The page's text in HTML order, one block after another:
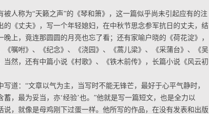
人称为“天籁之声”的《琴和箫》，这一篇似乎尚未引起应有的注
的《丈夫》，写一个年轻媳妇，在中秋节思念参军抗日的丈夫，结
上，竟连那圆圆的月亮也忘了看；还有家喻户晓的《荷花淀》，
《嘱咐》、《纪念》、《浇园》、《蒿儿梁》、《采蒲台》、《吴
当然，还有中篇小说《村歌》、《铁木前传》，长篇小说《风云初
写道：“文章以气为主，当写时不能无锋芒，最好于心平气静时，
，最为妥当，亦‘经验’也。”他就是写一篇短文，也是全力以
说，就像是母鸡刚下过蛋一样。他所写的作品，在没有发表和出版